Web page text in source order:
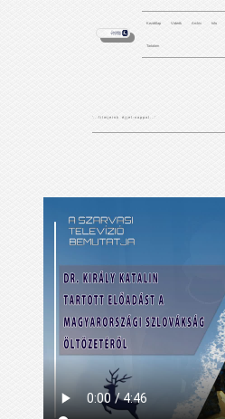
Kezdőlap Videók Archív Info
Tartalom
'. . . f i l m j e i n k é j j e l - n a p p a l . . .'